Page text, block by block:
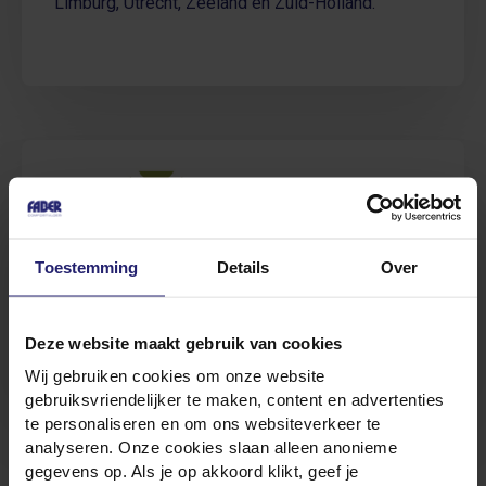
Toestemming Details Over
Deze website maakt gebruik van cookies
Wij gebruiken cookies om onze website
gebruiksvriendelijker te maken, content en advertenties
te personaliseren en om ons websiteverkeer te
analyseren. Onze cookies slaan alleen anonieme
gegevens op. Als je op akkoord klikt, geef je